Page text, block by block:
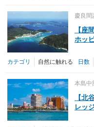
慶良間
【座
ホッ
カテゴリ 自然に触れる 日数
本島中
【北
レッ